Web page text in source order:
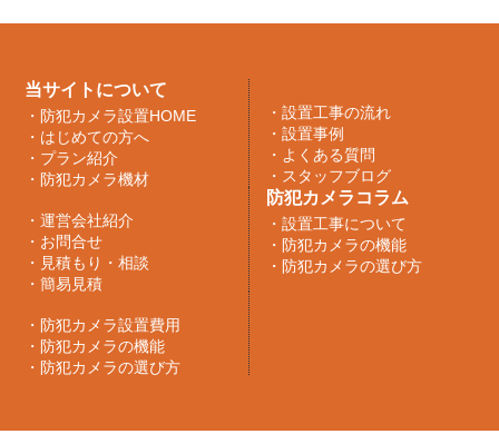
当サイトについて
・ 防犯カメラ設置HOME
・ はじめての方へ
・ プラン紹介
・ 防犯カメラ機材
・ 設置工事の流れ
・ 設置事例
・ よくある質問
・ スタッフブログ
・ 運営会社紹介
・ お問合せ
・ 見積もり・相談
・ 簡易見積
防犯カメラコラム
・ 設置工事について
・ 防犯カメラの機能
・ 防犯カメラの選び方
・ 防犯カメラ設置費用
・ 防犯カメラの機能
・ 防犯カメラの選び方